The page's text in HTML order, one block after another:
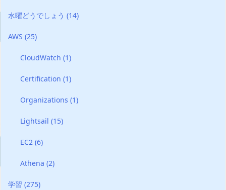
水曜どうでしょう (14)
AWS (25)
CloudWatch(1)
Certification(1)
Organizations(1)
Lightsail(15)
EC2(6)
Athena(2)
学習 (275)